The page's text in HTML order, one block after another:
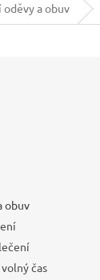
oděvy a obuv
obuv
čas